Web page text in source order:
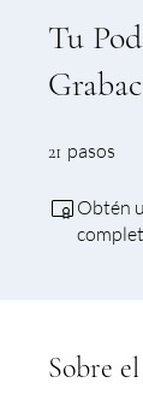
Tu
21 pasos
Obtén
Sobre